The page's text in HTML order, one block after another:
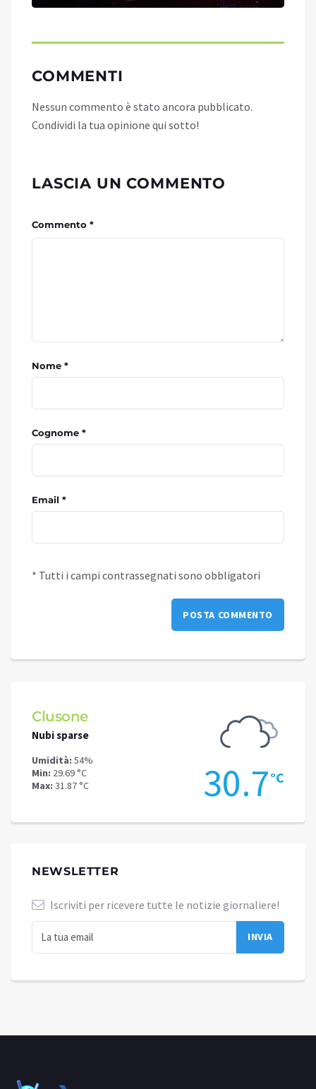
COMMENTI
Nessun commento è stato ancora pubblicato.
Condividi la tua opinione qui sotto!
LASCIA UN COMMENTO
Commento *
Nome *
Cognome *
Email *
* Tutti i campi contrassegnati sono obbligatori
Clusone
Nubi sparse
Umidità: 54%
Min: 29.69 °C
Max: 31.87 °C 30.7°C
NEWSLETTER
Iscriviti per ricevere tutte le notizie giornaliere!